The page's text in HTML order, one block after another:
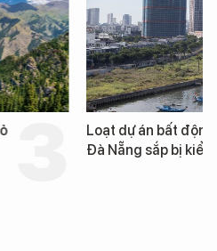
Loạt dự án bất động
Đà Nẵng sắp bị kiểm